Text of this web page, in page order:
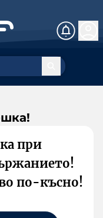
при
по-късно!